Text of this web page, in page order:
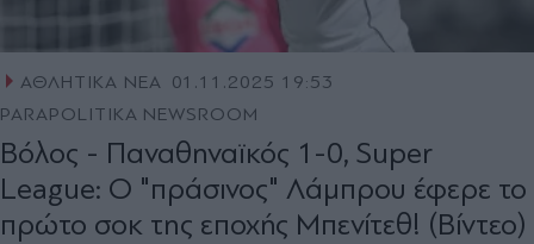
ΑΘΛΗΤΙΚΑ ΝΕΑ 01.11.2025 19:53
PARAPOLITIKA NEWSROOM
Βόλος - Παναθηναϊκός 1-0, Super
League: Ο "πράσινος" Λάμπρου έφερε το
πρώτο σοκ της εποχής Μπενίτεθ! (Βίντεο)